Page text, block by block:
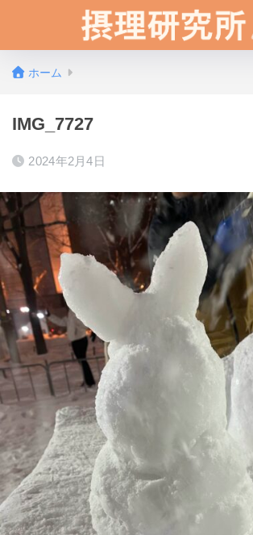
ホーム
IMG_7727
2024年2月4日